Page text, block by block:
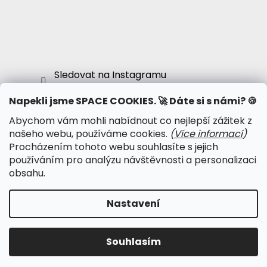
Napekli jsme SPACE COOKIES. 🚀 Dáte si s námi? 🍪
Abychom vám mohli nabídnout co nejlepší zážitek z
našeho webu, používáme cookies. (Více informací)
Procházením tohoto webu souhlasíte s jejich
používáním pro analýzu návštěvnosti a personalizaci
obsahu.
Nastavení
Souhlasím
Sledovat na Instagramu
● Obchodní podmínky
● Podmínky ochrany osobních údajů
● Kalendář psy-událostí
Vytvořil Shoptet
Copyright 2026Psychonautika.cz. Všechna práva
Upravit nastavení cookies